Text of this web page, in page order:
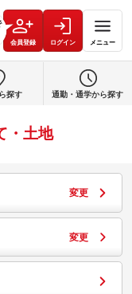
会員登録 ログイン メニュー
・土地
変更
変更
探す 通勤・通学から探す